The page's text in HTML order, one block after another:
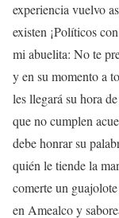
experiencia vuelvo
existen ¡Políticos
mi abuelita: No te
y en su momento a
les llegará su hora
que no cumplen
debe honrar su
quién le tiende la
comerte un
en Amealco y